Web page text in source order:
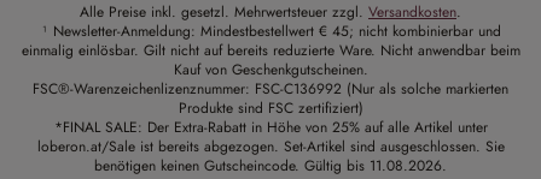
Alle Preise inkl. gesetzl. Mehrwertsteuer zzgl. Versandkosten.
¹ Newsletter-Anmeldung: Mindestbestellwert € 45; nicht kombinierbar und
einmalig einlösbar. Gilt nicht auf bereits reduzierte Ware. Nicht anwendbar beim
Kauf von Geschenkgutscheinen.
FSC®-Warenzeichenlizenznummer: FSC-C136992 (Nur als solche markierten
Produkte sind FSC zertifiziert)
*FINAL SALE: Der Extra-Rabatt in Höhe von 25% auf alle Artikel unter
loberon.at/Sale ist bereits abgezogen. Set-Artikel sind ausgeschlossen. Sie
benötigen keinen Gutscheincode. Gültig bis 11.08.2026.